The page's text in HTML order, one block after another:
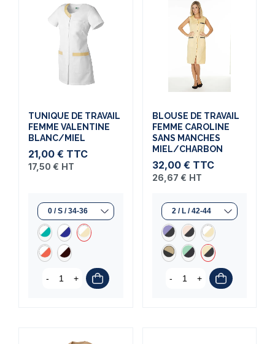
(1 avis)
TUNIQUE DE TRAVAIL
FEMME VALENTINE
BLANC/MIEL
21,00 € TTC
17,50 € HT
- +
BLOUSE DE TRAVAIL
FEMME CAROLINE
SANS MANCHES
MIEL/CHARBON
32,00 € TTC
26,67 € HT
- +